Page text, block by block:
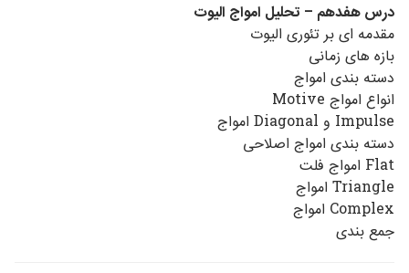
درس هفدهم – تحلیل امواج الیوت
مقدمه ای بر تئوری الیوت
بازه های زمانی
دسته بندی امواج
انواع امواج Motive
Impulse و Diagonal امواج
دسته بندی امواج اصلاحی
Flat امواج فلت
Triangle امواج
Complex امواج
جمع بندی